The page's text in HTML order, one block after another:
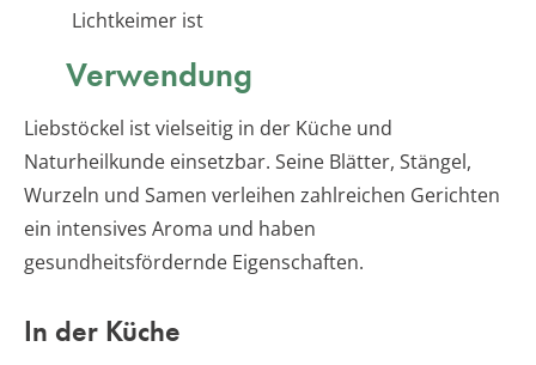
Lichtkeimer ist
Verwendung
Liebstöckel ist vielseitig in der Küche und
Naturheilkunde einsetzbar. Seine Blätter, Stängel,
Wurzeln und Samen verleihen zahlreichen Gerichten
ein intensives Aroma und haben
gesundheitsfördernde Eigenschaften.
In der Küche